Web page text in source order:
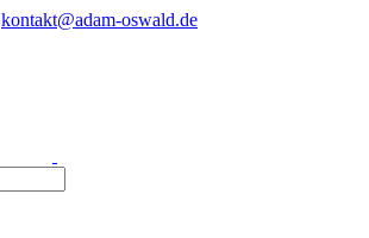
kontakt@adam-oswald.de